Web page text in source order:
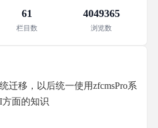
61
栏目数
4049365
浏览数
迁移，以后统一使用zfcmsPro系
面的知识